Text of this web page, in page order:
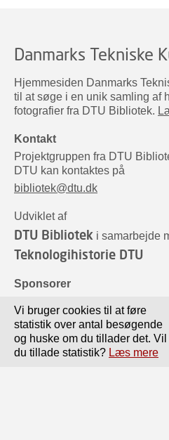
Danmarks Tekniske
Hjemmesiden Danmarks
til at søge i en unik samling af
fotografier fra DTU Bibliotek.
Kontakt
Projektgruppen fra DTU
DTU kan kontaktes på
bibliotek@dtu.dk
Udviklet af
DTU Bibliotek i samarbejde
Teknologihistorie DTU
Sponsorer
Vi bruger cookies til at føre
statistik over antal besøgende
og huske om du tillader det. Vil
du tillade statistik? Læs mere